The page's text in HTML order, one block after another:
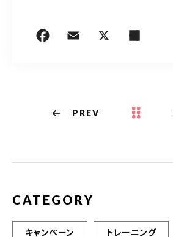
PREV
CATEGORY
キャンペーン トレーニング